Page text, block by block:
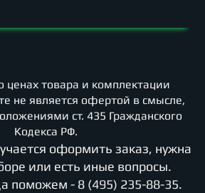
товара и комплектации
не является офертой в смысле,
ст. 435 Гражданского
Кодекса РФ.
оформить заказ, нужна
или есть иные вопросы.
поможем - 8 (495) 235-88-35.